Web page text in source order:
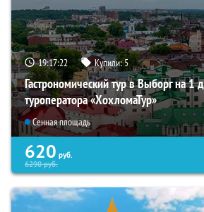
19:17:21 Купили:5
Гастрономический тур в Выборг на 1
туроператора «ХохломаТур»
Сенная площадь
620 руб.
6290руб.